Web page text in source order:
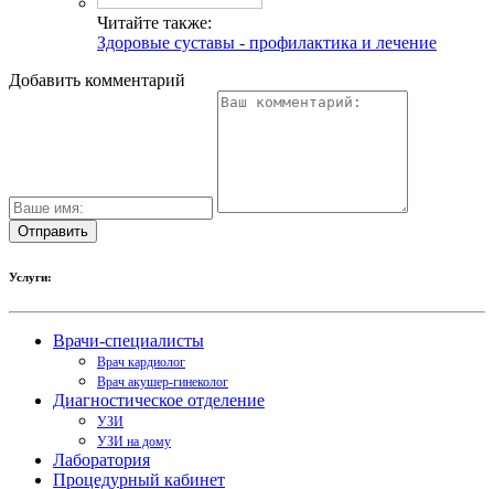
Читайте также:
Здоровые суставы - профилактика и лечение
Добавить комментарий
Услуги:
Врачи-специалисты
Врач кардиолог
Врач акушер-гинеколог
Диагностическое отделение
УЗИ
УЗИ на дому
Лаборатория
Процедурный кабинет